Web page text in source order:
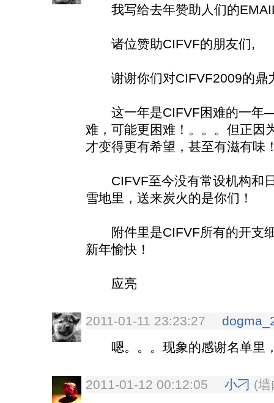
我写给去年赞助人们的
诸位赞助CIFVF的朋友们,
谢谢你们对CIFVF2009的鼎
这一年是CIFVF困难的一年
难，可能更困难！。。。但正因
才变得更有希望，甚至有滋有味
CIFVF至今没有常设机构和日
雪地里，送来炭火的是你们！
附件里是CIFVF所有的开支
新年愉快！
应亮
2011-01-11 23:23:27
嗯。。。现象的感谢名单里
2011-01-12 00:12:05 小刁 (墙